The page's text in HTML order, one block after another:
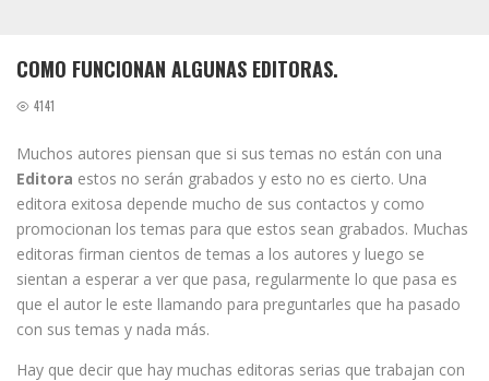
COMO FUNCIONAN ALGUNAS EDITORAS.
4141
Muchos autores piensan que si sus temas no están con una
Editora estos no serán grabados y esto no es cierto. Una
editora exitosa depende mucho de sus contactos y como
promocionan los temas para que estos sean grabados. Muchas
editoras firman cientos de temas a los autores y luego se
sientan a esperar a ver que pasa, regularmente lo que pasa es
que el autor le este llamando para preguntarles que ha pasado
con sus temas y nada más.
Hay que decir que hay muchas editoras serias que trabajan con